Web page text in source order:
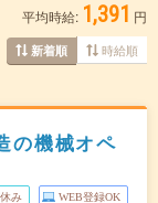
平均時給: 1,391 円
新着順 時給順
の機械オペ
み WEB登録OK